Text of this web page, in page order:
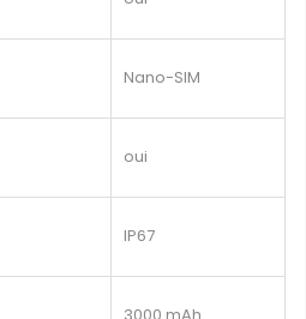
Nano-SIM
oui
IP67